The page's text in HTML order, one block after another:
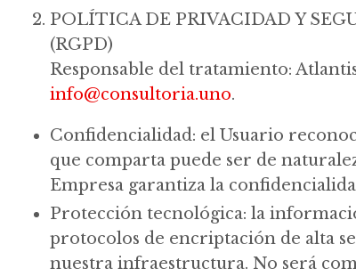
POLÍTICA DE PRIVACIDAD Y
(RGPD)
Responsable del tratamiento:
info@consultoria.uno.
Confidencialidad: el Usuario
que comparta puede ser de
Empresa garantiza la
Protección tecnológica: la
protocolos de encriptación de alta
nuestra infraestructura. No será